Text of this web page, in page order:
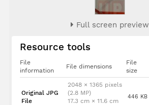
Full screen preview
Resource tools
File
information
File dimensions
File
size
Original JPG
File
2048 × 1365 pixels
(2.8 MP)
17.3 cm × 11.6 cm
446 KB